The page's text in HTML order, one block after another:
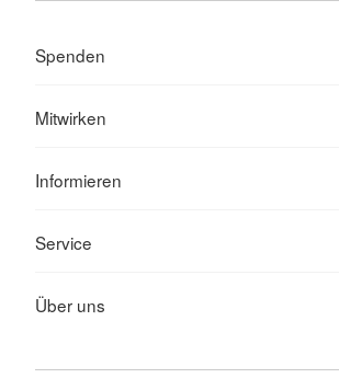
Spenden
Mitwirken
Informieren
Service
Über uns